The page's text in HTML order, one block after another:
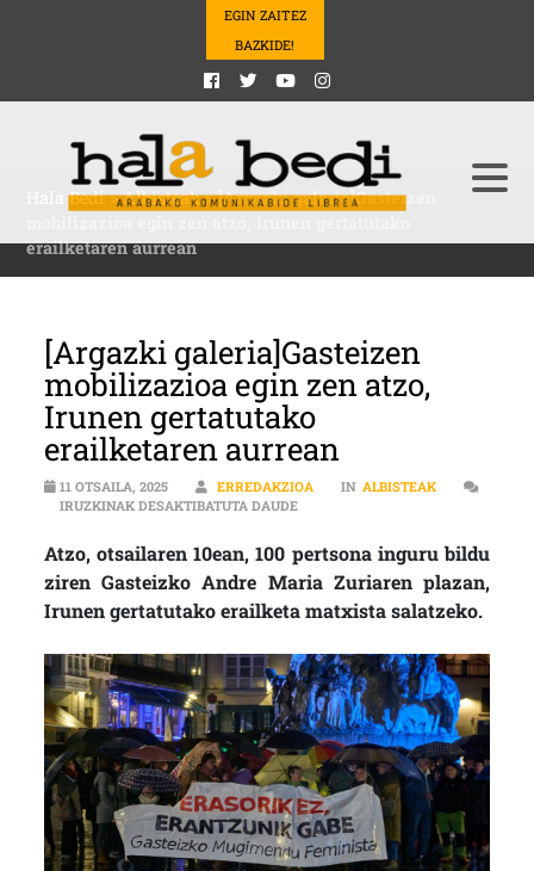
EGIN ZAITEZ
BAZKIDE!
Hala Bedi>Albisteak>[Argazki galeria]Gasteizen
erailketaren aurrean
[Argazki galeria]Gasteizen
mobilizazioa egin zen atzo,
Irunen gertatutako
erailketaren aurrean
11 OTSAILA, 2025 ERREDAKZIOA IN ALBISTEAK
IRUZKINAK DESAKTIBATUTA DAUDE[ARGAZKI GALERIA]GASTEIZEN
Atzo, otsailaren 10ean, 100 pertsona inguru bildu
ziren Gasteizko Andre Maria Zuriaren plazan,
Irunen gertatutako erailketa matxista salatzeko.